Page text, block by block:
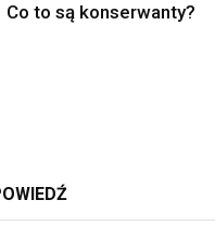
Co to są konserwanty?